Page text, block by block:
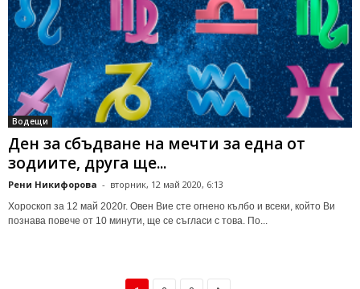
Водещи
Ден за сбъдване на мечти за една от
зодиите, друга ще...
Рени Никифорова - вторник, 12 май 2020, 6:13
Хороскоп за 12 май 2020г. Овен Вие сте огнено кълбо и всеки, който Ви
познава повече от 10 минути, ще се съгласи с това. По...